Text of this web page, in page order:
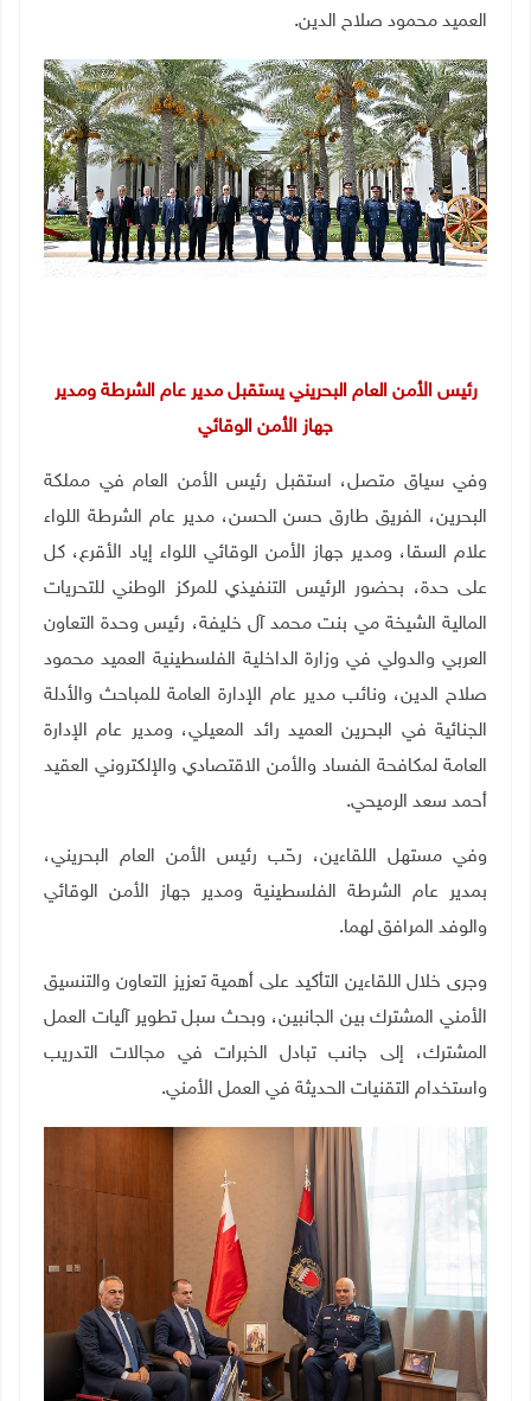
العميد محمود صلاح الدين.
رئيس الأمن العام البحريني يستقبل مدير عام الشرطة ومدير
جهاز الأمن الوقائي
وفي سياق متصل، استقبل رئيس الأمن العام في مملكة
البحرين، الفريق طارق حسن الحسن، مدير عام الشرطة اللواء
علام السقا، ومدير جهاز الأمن الوقائي اللواء إياد الأقرع، كل
على حدة، بحضور الرئيس التنفيذي للمركز الوطني للتحريات
المالية الشيخة مي بنت محمد آل خليفة، رئيس وحدة التعاون
العربي والدولي في وزارة الداخلية الفلسطينية العميد محمود
صلاح الدين، ونائب مدير عام الإدارة العامة للمباحث والأدلة
الجنائية في البحرين العميد رائد المعيلي، ومدير عام الإدارة
العامة لمكافحة الفساد والأمن الاقتصادي والإلكتروني العقيد
أحمد سعد الرميحي.
وفي مستهل اللقاءين، رحّب رئيس الأمن العام البحريني،
بمدير عام الشرطة الفلسطينية ومدير جهاز الأمن الوقائي
والوفد المرافق لهما.
وجرى خلال اللقاءين التأكيد على أهمية تعزيز التعاون والتنسيق
الأمني المشترك بين الجانبين، وبحث سبل تطوير آليات العمل
المشترك، إلى جانب تبادل الخبرات في مجالات التدريب
واستخدام التقنيات الحديثة في العمل الأمني.